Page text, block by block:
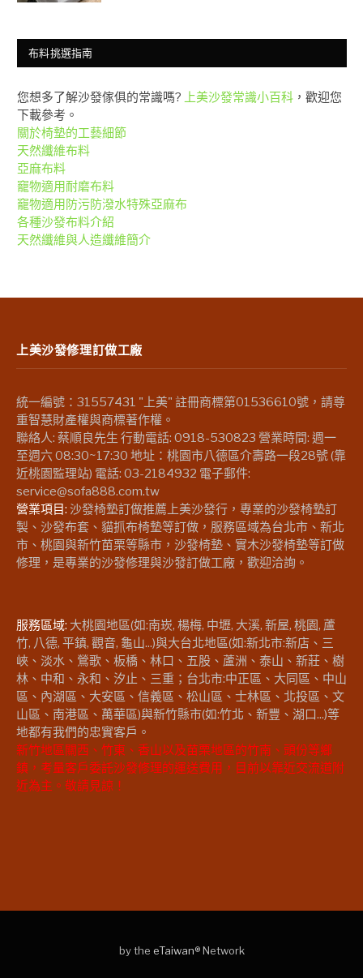
布料挑選指南
您想多了解沙發傢俱的常識嗎? 上美沙發常識小百科 ，歡迎您
下載參考。
關於椅墊的工藝細節
天然纖維布料
亞麻布料
竉物適用耐磨布料
竉物適用防污防潑水特殊亞麻布
各種沙發布料介紹
天然纖維與人造纖維簡介
上美沙發修理訂做工廠
統一編號：31557431 "上美" 註冊商標第01536610號，請尊
重智慧財產權與商標著作權。
聯絡人: 蔡順良先生 行動電話: 0918-530823 營業時間: 週一
至週六 08:30~17:30 地址：桃園市八德區介壽路一段28號 (靠
近桃園監理站) 電話: 03-2184932 電子郵件:
service@sofa888.com.tw
營業項目: 沙發椅墊訂做推薦上美沙發行，專業的沙發椅墊訂
製、沙發布套、貓抓布椅墊等訂做，服務區域為台北市、新北
市、桃園與新竹苗栗等縣市，沙發椅墊、實木沙發椅墊等訂做
修理，是專業的沙發修理與沙發訂做工廠，歡迎洽詢。
服務區域: 大桃園地區(如:南崁, 楊梅, 中壢, 大溪, 新屋, 桃園, 蘆
竹, 八德, 平鎮, 觀音, 龜山...)與大台北地區(如:新北市:新店、三
峽、淡水、鶯歌、板橋、林口、五股、蘆洲、泰山、新莊、樹
林、中和、永和、汐止、三重；台北市:中正區、大同區、中山
區、內湖區、大安區、信義區、松山區、士林區、北投區、文
山區、南港區、萬華區)與新竹縣市(如:竹北、新豐、湖口...)等
地都有我們的忠實客戶。
新竹地區關西、竹東、香山以及苗栗地區的竹南、頭份等鄉
鎮，考量客戶委託沙發修理的運送費用，目前以靠近交流道附
近為主。敬請見諒！
by the eTaiwan® Network